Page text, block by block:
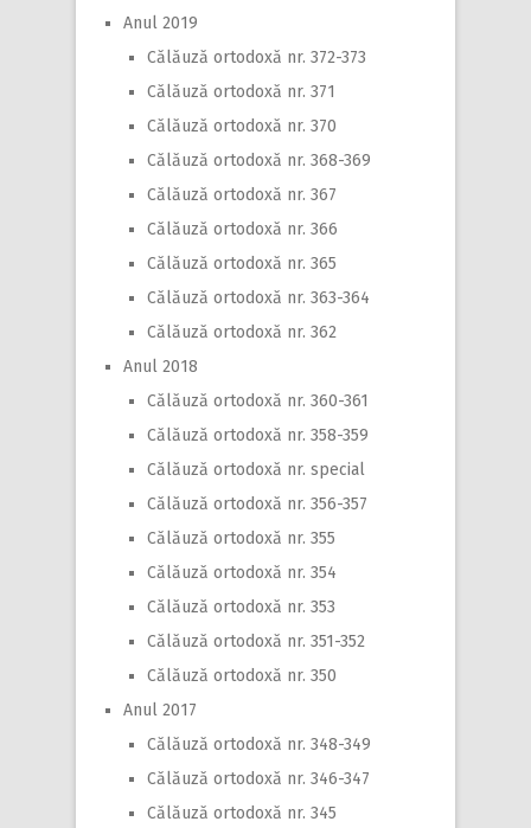
Anul 2019
Călăuză ortodoxă nr. 372-373
Călăuză ortodoxă nr. 371
Călăuză ortodoxă nr. 370
Călăuză ortodoxă nr. 368-369
Călăuză ortodoxă nr. 367
Călăuză ortodoxă nr. 366
Călăuză ortodoxă nr. 365
Călăuză ortodoxă nr. 363-364
Călăuză ortodoxă nr. 362
Anul 2018
Călăuză ortodoxă nr. 360-361
Călăuză ortodoxă nr. 358-359
Călăuză ortodoxă nr. special
Călăuză ortodoxă nr. 356-357
Călăuză ortodoxă nr. 355
Călăuză ortodoxă nr. 354
Călăuză ortodoxă nr. 353
Călăuză ortodoxă nr. 351-352
Călăuză ortodoxă nr. 350
Anul 2017
Călăuză ortodoxă nr. 348-349
Călăuză ortodoxă nr. 346-347
Călăuză ortodoxă nr. 345